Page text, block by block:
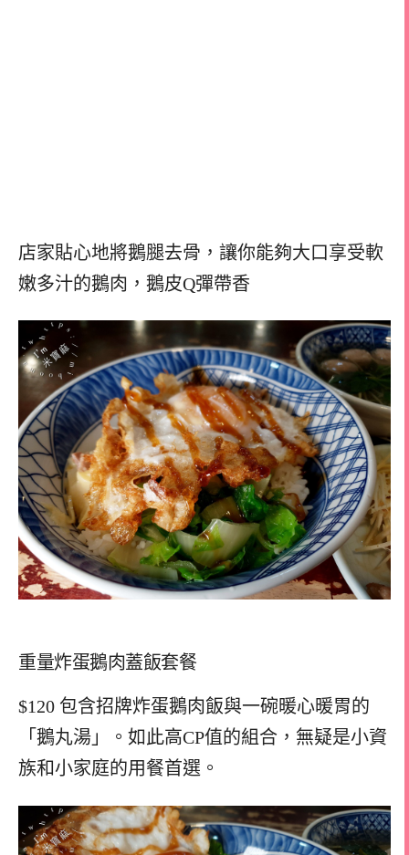
店家貼心地將鵝腿去骨，讓你能夠大口享受軟
嫩多汁的鵝肉，鵝皮Q彈帶香
重量炸蛋鵝肉蓋飯套餐
$120 包含招牌炸蛋鵝肉飯與一碗暖心暖胃的
「鵝丸湯」。如此高CP值的組合，無疑是小資
族和小家庭的用餐首選。